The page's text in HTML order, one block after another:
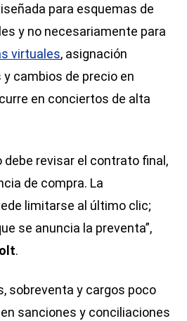
para esquemas de
y no necesariamente para
virtuales, asignación
cambios de precio en
en conciertos de alta
debe revisar el contrato final,
de compra. La
limitarse al último clic;
se anuncia la preventa”,
.
sobreventa y cargos poco
sanciones y conciliaciones